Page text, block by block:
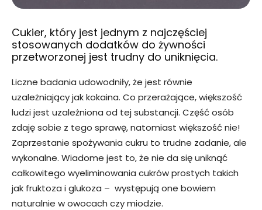
Cukier, który jest jednym z najczęściej
stosowanych dodatków do żywności
przetworzonej jest trudny do uniknięcia.
Liczne badania udowodniły, że jest równie
uzależniający jak kokaina. Co przerażające, większość
ludzi jest uzależniona od tej substancji. Część osób
zdaję sobie z tego sprawę, natomiast większość nie!
Zaprzestanie spożywania cukru to trudne zadanie, ale
wykonalne. Wiadome jest to, że nie da się uniknąć
całkowitego wyeliminowania cukrów prostych takich
jak fruktoza i glukoza – występują one bowiem
naturalnie w owocach czy miodzie.